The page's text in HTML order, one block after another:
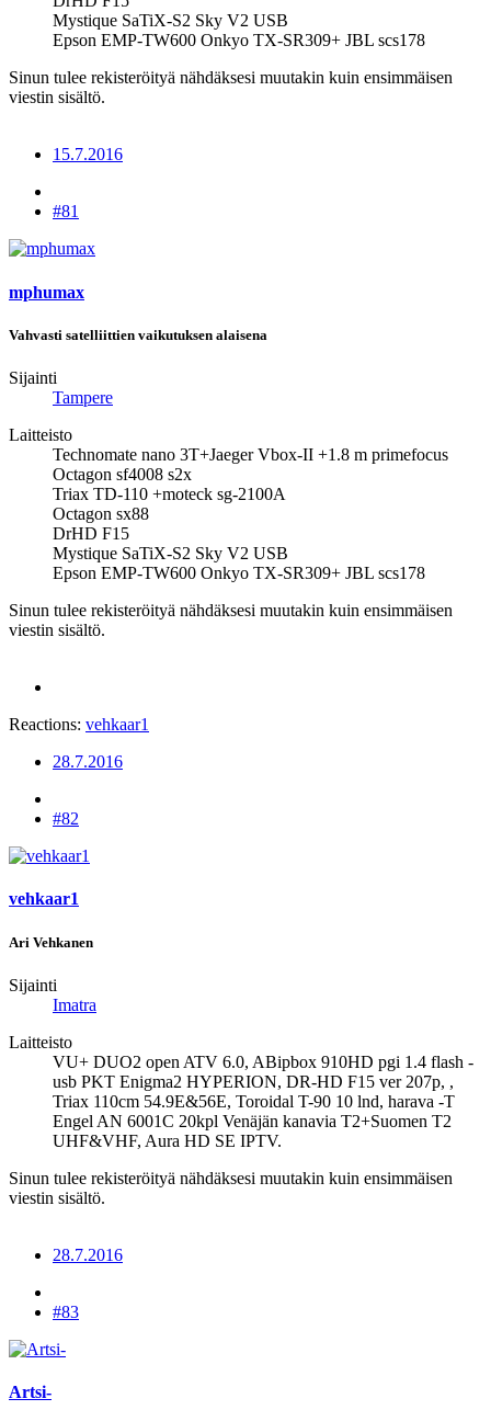
Mystique SaTiX-S2 Sky V2 USB
Epson EMP-TW600 Onkyo TX-SR309+ JBL scs178
Sinun tulee rekisteröityä nähdäksesi muutakin kuin ensimmäisen
viestin sisältö.
15.7.2016
#81
mphumax
Vahvasti satelliittien vaikutuksen alaisena
Sijainti
Tampere
Laitteisto
Technomate nano 3T+Jaeger Vbox-II +1.8 m primefocus
Octagon sf4008 s2x
Triax TD-110 +moteck sg-2100A
Octagon sx88
DrHD F15
Mystique SaTiX-S2 Sky V2 USB
Epson EMP-TW600 Onkyo TX-SR309+ JBL scs178
Sinun tulee rekisteröityä nähdäksesi muutakin kuin ensimmäisen
viestin sisältö.
Reactions: vehkaar1
28.7.2016
#82
vehkaar1
Ari Vehkanen
Sijainti
Imatra
Laitteisto
VU+ DUO2 open ATV 6.0, ABipbox 910HD pgi 1.4 flash -
usb PKT Enigma2 HYPERION, DR-HD F15 ver 207p, ,
Triax 110cm 54.9E&56E, Toroidal T-90 10 lnd, harava -T
Engel AN 6001C 20kpl Venäjän kanavia T2+Suomen T2
UHF&VHF, Aura HD SE IPTV.
Sinun tulee rekisteröityä nähdäksesi muutakin kuin ensimmäisen
viestin sisältö.
28.7.2016
#83
Artsi-